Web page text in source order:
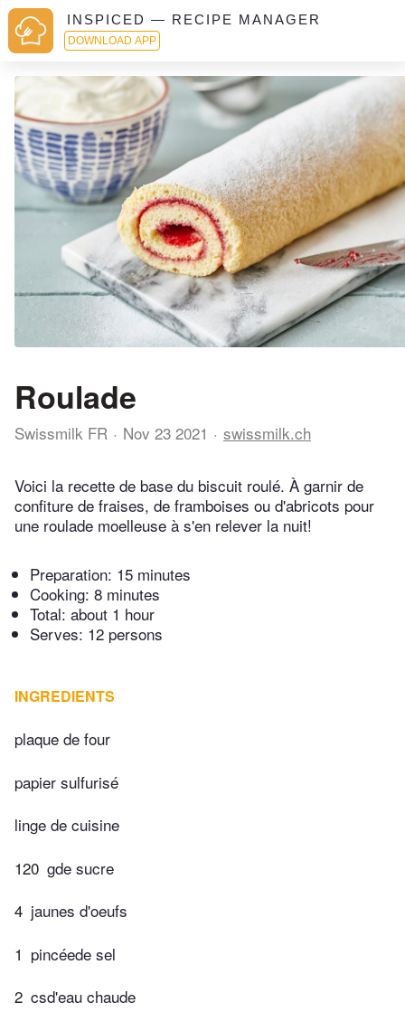
INSPICED — RECIPE MANAGER
DOWNLOAD APP
Roulade
Swissmilk FR Nov 23 2021 swissmilk.ch
Voici la recette de base du biscuit roulé. À garnir de
confiture de fraises, de framboises ou d'abricots pour
une roulade moelleuse à s'en relever la nuit!
Preparation: 15 minutes
Cooking: 8 minutes
Total: about 1 hour
Serves: 12 persons
INGREDIENTS
plaque de four
papier sulfurisé
linge de cuisine
120 gde sucre
4 jaunes d'oeufs
1 pincéede sel
2 csd'eau chaude